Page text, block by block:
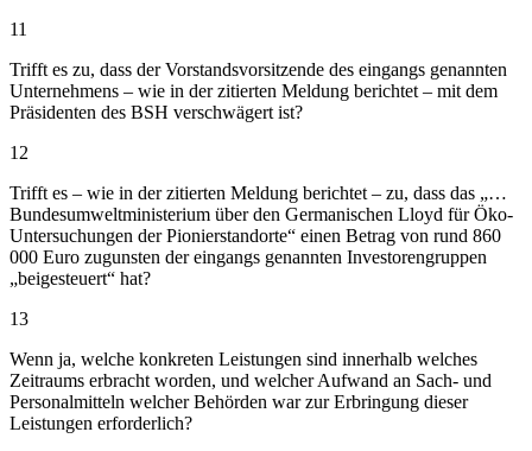
11
Trifft es zu, dass der Vorstandsvorsitzende des eingangs genannten
Unternehmens – wie in der zitierten Meldung berichtet – mit dem
Präsidenten des BSH verschwägert ist?
12
Trifft es – wie in der zitierten Meldung berichtet – zu, dass das „…
Bundesumweltministerium über den Germanischen Lloyd für Öko-
Untersuchungen der Pionierstandorte“ einen Betrag von rund 860
000 Euro zugunsten der eingangs genannten Investorengruppen
„beigesteuert“ hat?
13
Wenn ja, welche konkreten Leistungen sind innerhalb welches
Zeitraums erbracht worden, und welcher Aufwand an Sach- und
Personalmitteln welcher Behörden war zur Erbringung dieser
Leistungen erforderlich?